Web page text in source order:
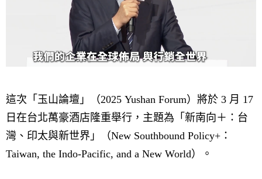
這次「玉山論壇」（2025 Yushan Forum）將於 3 月 17
日在台北萬豪酒店隆重舉行，主題為「新南向＋：台
灣、印太與新世界」（New Southbound Policy+：
Taiwan, the Indo-Pacific, and a New World）。